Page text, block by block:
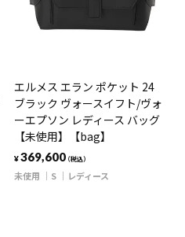
エルメス エラン ポケット 24
ブラック ヴォースイフト/ヴォ
ーエプソン レディース バッグ
【未使用】【bag】
¥369,600（税込）
未使用 S レディース